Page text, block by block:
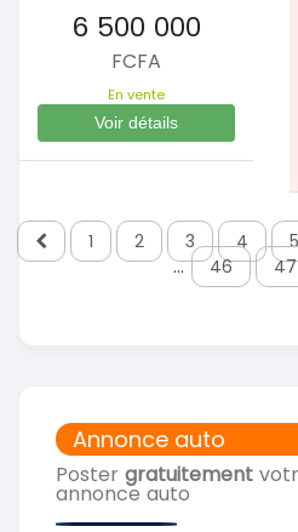
Annonce auto
Poster gratuitement
annonce auto
6 500 000
FCFA
En vente
Voir détails
1 2 3 4 5
...
46 47